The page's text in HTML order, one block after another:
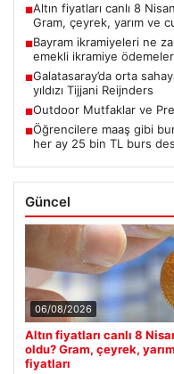
■Altın fiyatları canlı 8
Gram, çeyrek, yarım ve
■Bayram ikramiyeleri ne
emekli ikramiye
■Galatasaray’da orta
yıldızı Tijjani Reijnders
■Outdoor Mutfaklar ve
■Öğrencilere maaş gibi
her ay 25 bin TL burs
Güncel
06/08/2026
Altın fiyatları canlı 8
oldu? Gram, çeyrek,
fiyatları